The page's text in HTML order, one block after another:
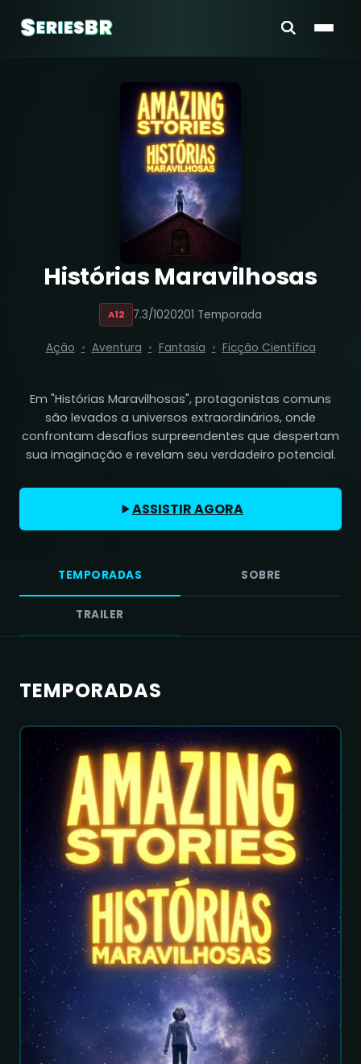
Histórias Maravilhosas
A12 7.3/1020201 Temporada
Ação Aventura Fantasia Ficção Científica
Em "Histórias Maravilhosas", protagonistas comuns
são levados a universos extraordinários, onde
confrontam desafios surpreendentes que despertam
sua imaginação e revelam seu verdadeiro potencial.
ASSISTIR AGORA
TEMPORADAS SOBRE
TRAILER
TEMPORADAS